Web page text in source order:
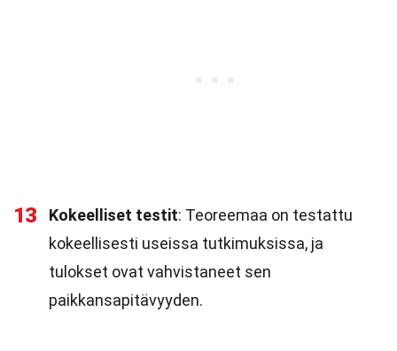
13 Kokeelliset testit: Teoreemaa on testattu
kokeellisesti useissa tutkimuksissa, ja
tulokset ovat vahvistaneet sen
paikkansapitävyyden.